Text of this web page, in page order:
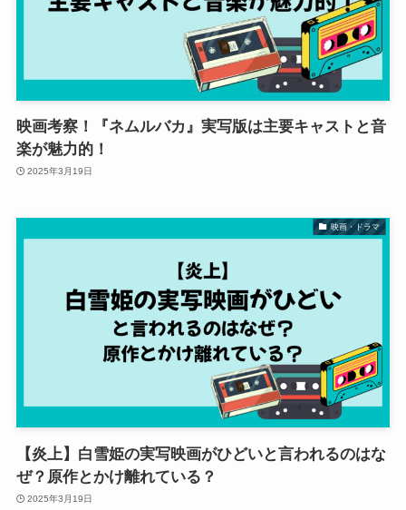
映画考察！『ネムルバカ』実写版は主要キャストと音
楽が魅力的！
2025年3月19日
映画・ドラマ
【炎上】白雪姫の実写映画がひどいと言われるのはな
ぜ？原作とかけ離れている？
2025年3月19日